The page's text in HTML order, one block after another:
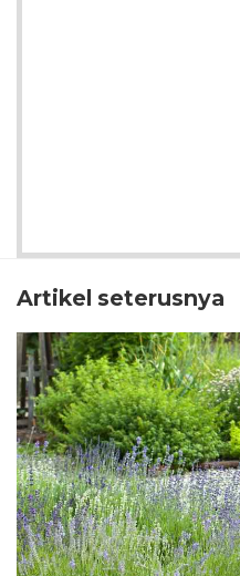
Artikel seterusnya